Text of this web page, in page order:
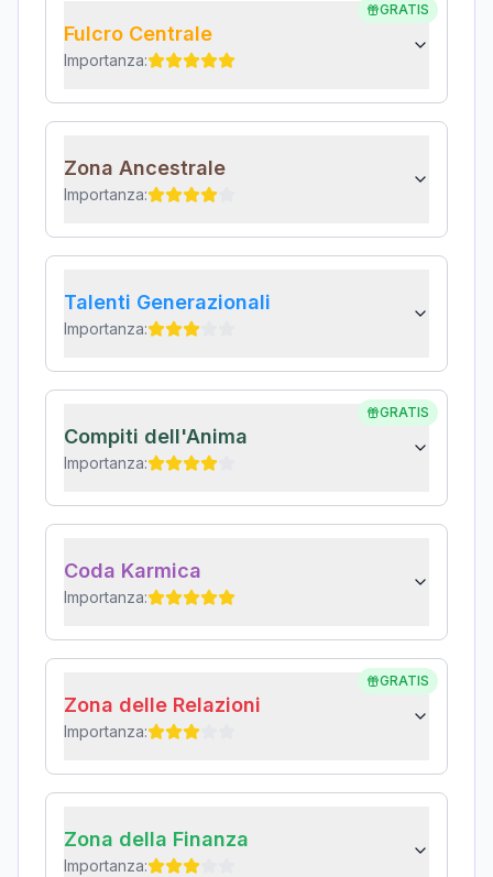
GRATIS
Fulcro Centrale
Importanza:
Zona Ancestrale
Importanza:
Talenti Generazionali
Importanza:
GRATIS
Compiti dell'Anima
Importanza:
Coda Karmica
Importanza:
GRATIS
Zona delle Relazioni
Importanza:
Zona della Finanza
Importanza: